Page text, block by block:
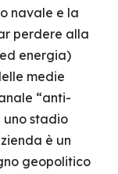
navale e la
perdere alla
energia)
medie
“anti-
uno stadio
è un
geopolitico